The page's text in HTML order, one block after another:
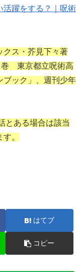
活躍をする？｜呪術
ス・芥見下々著
巻 東京都立呪術高
ブック」、週刊少年
ある場合は該当
。
はてブ
コピー